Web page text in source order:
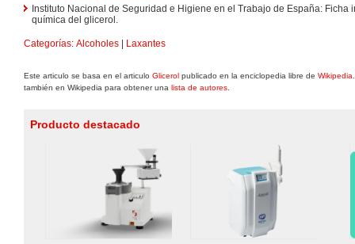
Instituto Nacional de Seguridad e Higiene en el Trabajo de España: Ficha
química del glicerol.
Categorías: Alcoholes | Laxantes
Este articulo se basa en el articulo Glicerol publicado en la enciclopedia libre de Wikipedia
también en Wikipedia para obtener una lista de autores
Producto destacado